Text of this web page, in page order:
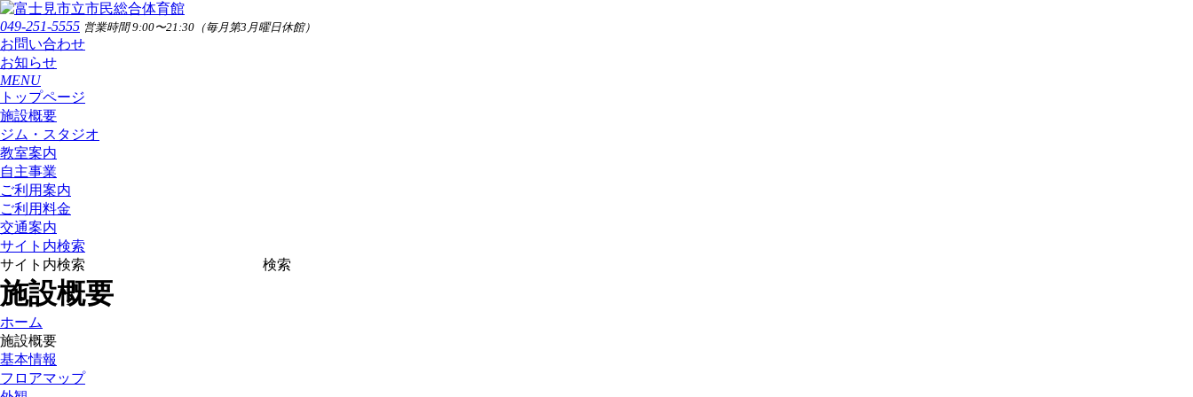
049-251-5555 営業時間 9:00〜21:30（毎月第3月曜日休館）
お問い合わせ
お知らせ
MENU
トップページ
施設概要
ジム・スタジオ
教室案内
自主事業
ご利用案内
ご利用料金
交通案内
サイト内検索
サイト内検索
検索
施設概要
ホーム
施設概要
基本情報
フロアマップ